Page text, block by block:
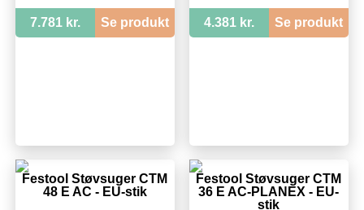
7.781 kr. Se produkt 4.381 kr. Se produkt
Festool Støvsuger CTM
48 E AC - EU-stik
Festool Støvsuger CTM
36 E AC-PLANEX - EU-
stik